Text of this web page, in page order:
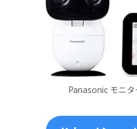
Panasonic モニ